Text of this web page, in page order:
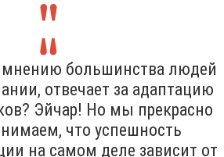
мнению большинства людей
отвечает за адаптацию
Эйчар! Но мы прекрасно
что успешность
на самом деле зависит от